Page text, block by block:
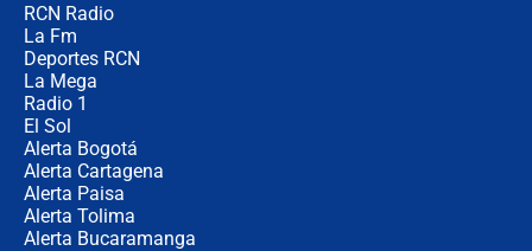
RCN Radio
La Fm
Deportes RCN
La Mega
Radio 1
El Sol
Alerta Bogotá
Alerta Cartagena
Alerta Paisa
Alerta Tolima
Alerta Bucaramanga